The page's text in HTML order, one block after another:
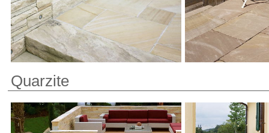
Quarzite